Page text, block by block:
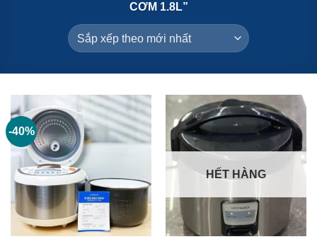
CƠM 1.8L”
-40%
HẾT HÀNG